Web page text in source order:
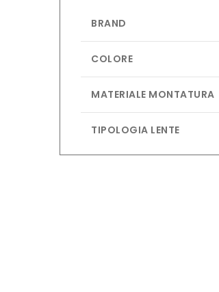
BRAND
COLORE
MATERIALE MONTATURA
TIPOLOGIA LENTE